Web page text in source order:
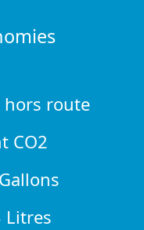
hors route
CO2
Litres